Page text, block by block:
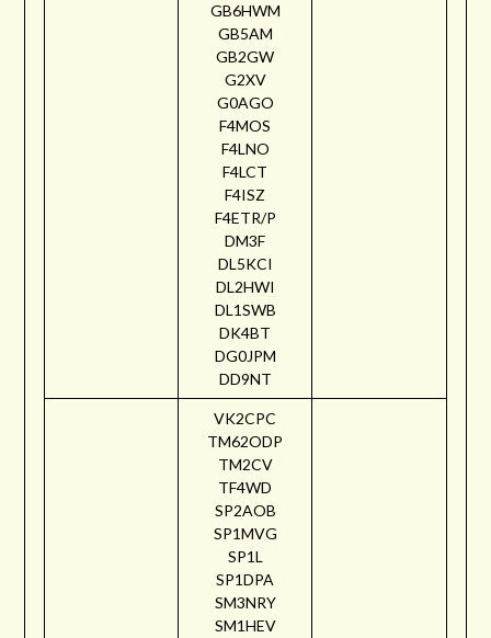
GB6HWM
GB5AM
GB2GW
G2XV
G0AGO
F4MOS
F4LNO
F4LCT
F4ISZ
F4ETR/P
DM3F
DL5KCI
DL2HWI
DL1SWB
DK4BT
DG0JPM
DD9NT
VK2CPC
TM62ODP
TM2CV
TF4WD
SP2AOB
SP1MVG
SP1L
SP1DPA
SM3NRY
SM1HEV